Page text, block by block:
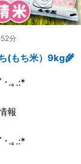
分
(もち米）9kg🌾
.｡.:*
報
.｡.:*